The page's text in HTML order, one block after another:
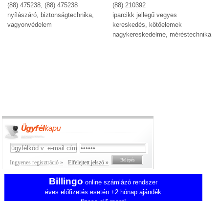
(88) 475238, (88) 475238
nyílászáró, biztonságtechnika,
vagyonvédelem
(88) 210392
iparcikk jellegű vegyes
kereskedés, kötőelemek
nagykereskedelme, méréstechnika
Ingyenes regisztráció » Elfelejtett jelszó »
Billingo online számlázó rendszer
éves előfizetés esetén +2 hónap ajándék